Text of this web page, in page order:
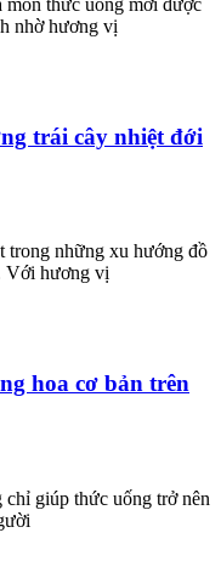
món thức uống mới được
nhờ hương vị
trái cây nhiệt đới
trong những xu hướng đồ
Với hương vị
hoa cơ bản trên
chỉ giúp thức uống trở nên